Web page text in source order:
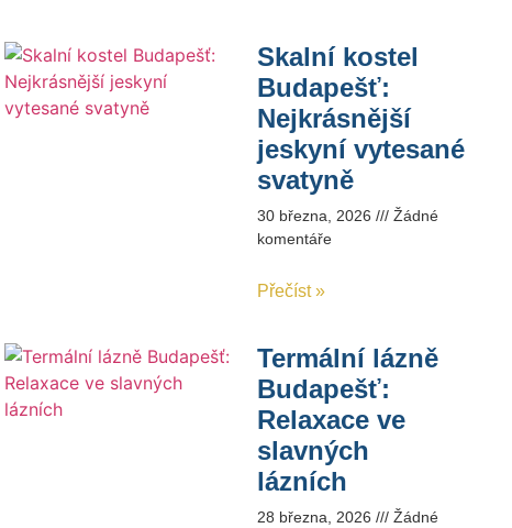
Skalní kostel
Budapešť:
Nejkrásnější
jeskyní vytesané
svatyně
30 března, 2026
Žádné
komentáře
Přečíst »
Termální lázně
Budapešť:
Relaxace ve
slavných
lázních
28 března, 2026
Žádné